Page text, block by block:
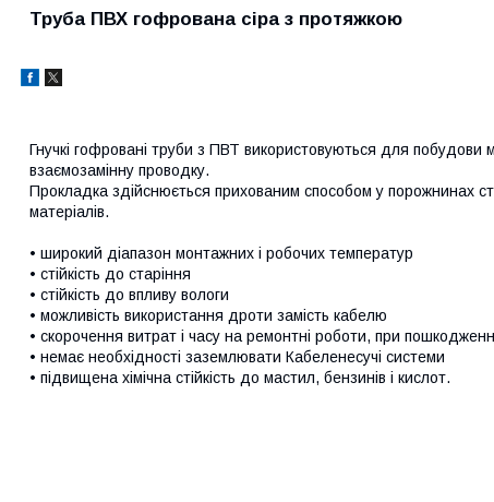
Труба ПВХ гофрована сіра з протяжкою
Гнучкі гофровані труби з ПВТ використовуються для побудови
взаємозамінну проводку.
Прокладка здійснюється прихованим способом у порожнинах
матеріалів.
• широкий діапазон монтажних і робочих температур
• стійкість до старіння
• стійкість до впливу вологи
• можливість використання дроти замість кабелю
• скорочення витрат і часу на ремонтні роботи, при
• немає необхідності заземлювати Кабеленесучі системи
• підвищена хімічна стійкість до мастил, бензинів і кислот.